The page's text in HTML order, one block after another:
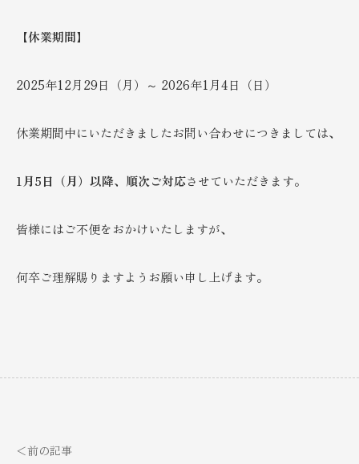
【休業期間】
2025年12月29日（月）～ 2026年1月4日（日）
休業期間中にいただきましたお問い合わせにつきましては、
1月5日（月）以降、順次ご対応させていただきます。
皆様にはご不便をおかけいたしますが、
何卒ご理解賜りますようお願い申し上げます。
＜前の記事